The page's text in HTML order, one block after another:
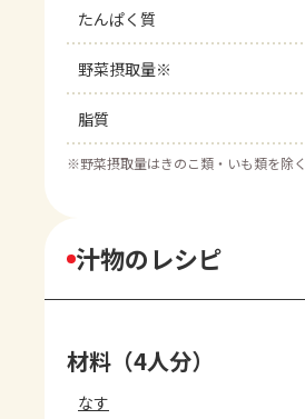
たんぱく質
野菜摂取量※
脂質
※野菜摂取量はきのこ類・いも類を除く
汁物のレシピ
材料（4人分）
なす